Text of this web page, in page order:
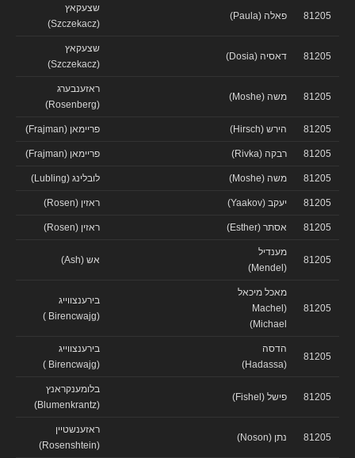
81205 פאלה (Paula)
שצעקאץ
(Szczekacz)
81205 דאסיה (Dosia)
שצעקאץ
(Szczekacz)
81205 משה (Moshe)
ראזענבערג
(Rosenberg)
81205 הירש (Hirsch) פריימאן (Frajman)
81205 רבקה (Rivka) פריימאן (Frajman)
81205 משה (Moshe) לובלינג (Lubling)
81205 יעקב (Yaakov) ראזין (Rosen)
81205 אסתר (Esther) ראזין (Rosen)
81205
מענדיל
(Mendel)
אש (Ash)
81205
מאכל מיכאל
(Machel
Michael)
בירענצווייג
(Birencwajg )
81205
הדסה
(Hadassa)
בירענצווייג
(Birencwajg )
81205 פישל (Fishel)
בלומענקראנץ
(Blumenkrantz)
81205 נתן (Noson)
ראזענשטיין
(Rosenshtein)